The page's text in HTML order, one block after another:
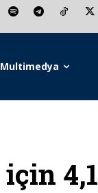
Multimedya
4,1